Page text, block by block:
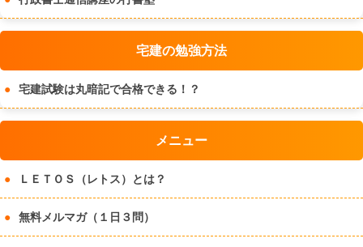
宅建の勉強方法
宅建試験は丸暗記で合格できる！？
メニュー
ＬＥＴＯＳ（レトス）とは？
無料メルマガ（１日３問）